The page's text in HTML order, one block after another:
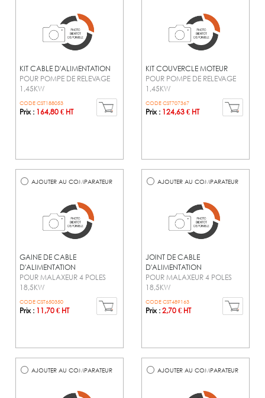
KIT CABLE D'ALIMENTATION
POUR POMPE DE RELEVAGE
1,45KW
CODE CST188053
Prix : 164,80 € HT
KIT COUVERCLE MOTEUR
POUR POMPE DE RELEVAGE
1,45KW
CODE CST707367
Prix : 124,63 € HT
AJOUTER AU COMPARATEUR
GAINE DE CABLE
D'ALIMENTATION
POUR MALAXEUR 4 POLES
18,5KW
CODE CST650350
Prix : 11,70 € HT
AJOUTER AU COMPARATEUR
JOINT DE CABLE
D'ALIMENTATION
POUR MALAXEUR 4 POLES
18,5KW
CODE CST489163
Prix :2,70 € HT
AJOUTER AU COMPARATEUR AJOUTER AU COMPARATEUR